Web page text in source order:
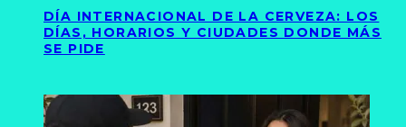
DÍA INTERNACIONAL DE LA CERVEZA: LOS
DÍAS, HORARIOS Y CIUDADES DONDE MÁS
SE PIDE